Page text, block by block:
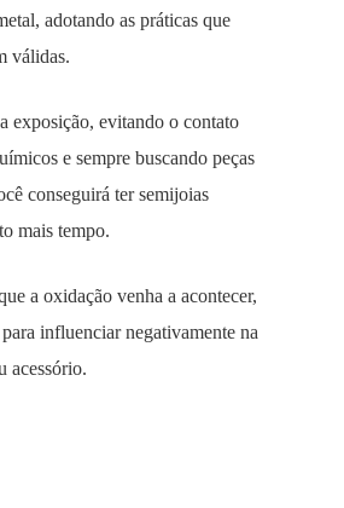
adotando as práticas que
válidas.
exposição, evitando o contato
e sempre buscando peças
conseguirá ter semijoias
mais tempo.
a oxidação venha a acontecer,
influenciar negativamente na
acessório.